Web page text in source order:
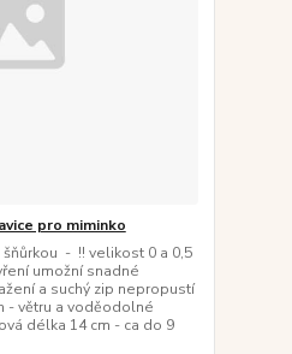
pro miminko
- !! velikost 0 a 0,5
umožní snadné
a suchý zip nepropustí
- větru a voděodolné
délka 14 cm - ca do 9